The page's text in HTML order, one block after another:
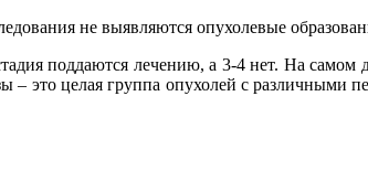
не выявляются опухолевые
поддаются лечению, а 3-4 нет. На
это целая группа опухолей с различными